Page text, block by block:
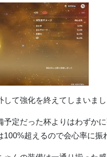
して強化を終えてしまいま
予定だった杯よりはわずかに
100%超えるので会心率に振